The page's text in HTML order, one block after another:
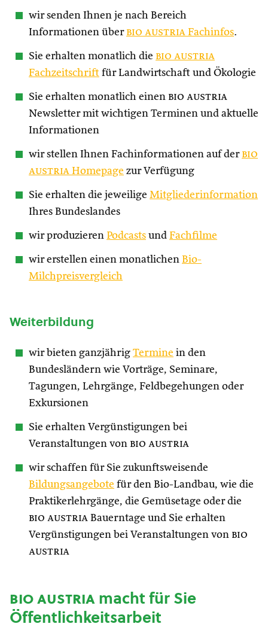
wir senden Ihnen je nach Bereich
Informationen über bio austria Fachinfos.
Sie erhalten monatlich die bio austria
Fachzeitschrift für Landwirtschaft und Ökologie
Sie erhalten monatlich einen bio austria
Newsletter mit wichtigen Terminen und aktuelle
Informationen
wir stellen Ihnen Fachinformationen auf der bio
austria Homepage zur Verfügung
Sie erhalten die jeweilige Mitgliederinformation
Ihres Bundeslandes
wir produzieren Podcasts und Fachfilme
wir erstellen einen monatlichen Bio-
Milchpreisvergleich
Weiterbildung
wir bieten ganzjährig Termine in den
Bundesländern wie Vorträge, Seminare,
Tagungen, Lehrgänge, Feldbegehungen oder
Exkursionen
Sie erhalten Vergünstigungen bei
Veranstaltungen von bio austria
wir schaffen für Sie zukunftsweisende
Bildungsangebote für den Bio-Landbau, wie die
Praktikerlehrgänge, die Gemüsetage oder die
bio austria Bauerntage und Sie erhalten
Vergünstigungen bei Veranstaltungen von bio
austria
bio austriamacht für Sie
Öffentlichkeitsarbeit